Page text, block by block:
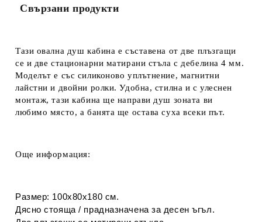
Свързани продукти
Тази овална душ кабина е съставена от две плъзгащи
се и две стационарни матирани стъла с дебелина 4 мм.
Моделът е със силиконово уплътнение, магнитни
лайстни и двойни ролки. Удобна, стилна и с улеснен
монтаж, тази кабина ще направи душ зоната ви
любимо място, а банята ще остава суха всеки път.
Още информация:
Размер: 100х80х180 см.
Дясно стояща / прадназначена за десен ъгъл.